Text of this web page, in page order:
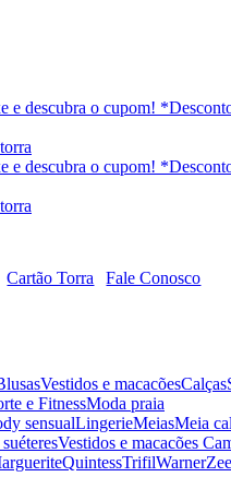
Cartão Torra
Fale Conosco
Vestidos e macacõesCalças
e FitnessModa praia
sensualLingerieMeiasMeia
Vestidos e macacões
QuintessTrifilWarner